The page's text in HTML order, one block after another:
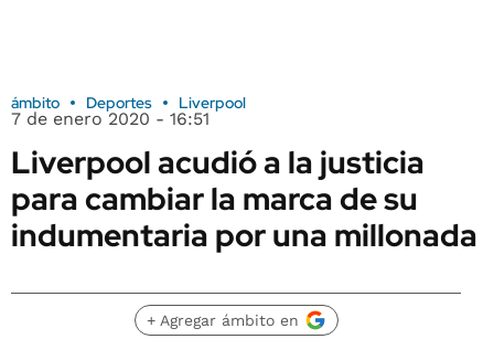
ámbito Deportes Liverpool
7 de enero 2020 - 16:51
Liverpool acudió a la justicia
para cambiar la marca de su
indumentaria por una millonada
+ Agregar ámbito en